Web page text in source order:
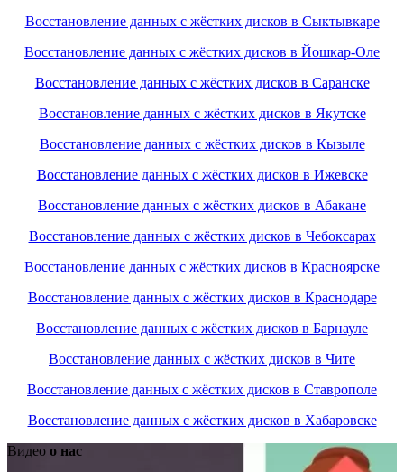
Восстановление данных с жёстких дисков в Сыктывкаре
Восстановление данных с жёстких дисков в Йошкар-Оле
Восстановление данных с жёстких дисков в Саранске
Восстановление данных с жёстких дисков в Якутске
Восстановление данных с жёстких дисков в Кызыле
Восстановление данных с жёстких дисков в Ижевске
Восстановление данных с жёстких дисков в Абакане
Восстановление данных с жёстких дисков в Чебоксарах
Восстановление данных с жёстких дисков в Красноярске
Восстановление данных с жёстких дисков в Краснодаре
Восстановление данных с жёстких дисков в Барнауле
Восстановление данных с жёстких дисков в Чите
Восстановление данных с жёстких дисков в Ставрополе
Восстановление данных с жёстких дисков в Хабаровске
Видео о нас